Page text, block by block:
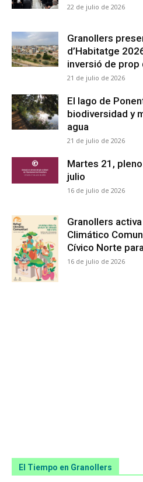
22 de julio de 2026
Granollers
d’Habitatge
inversió de prop
21 de julio de 2026
El lago de
biodiversidad y
agua
21 de julio de 2026
Martes 21,
julio
16 de julio de 2026
Granollers
Climático
Cívico Norte
16 de julio de 2026
El Tiempo en Granollers